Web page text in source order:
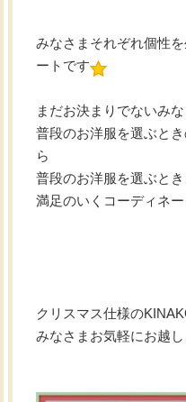
みなさまそれぞれ個性
ートです
まだお決まりでないみな
普段のお洋服を選ぶと
ら
普段のお洋服を選ぶと
満足のいくコーディネ
クリスマス仕様の
みなさまお気軽にお越